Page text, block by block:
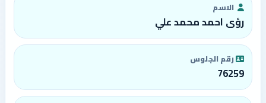
الاسم
رؤى احمد محمد علي
رقم الجلوس
76259